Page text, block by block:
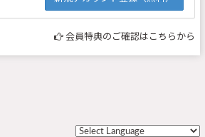
会員特典のご確認はこちらから